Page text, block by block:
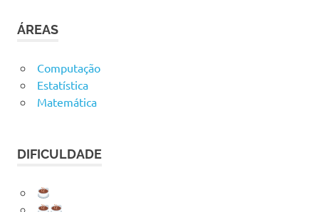
ÁREAS
Computação
Estatística
Matemática
DIFICULDADE